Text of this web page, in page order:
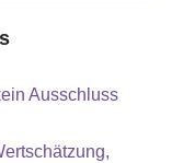
Ausschluss